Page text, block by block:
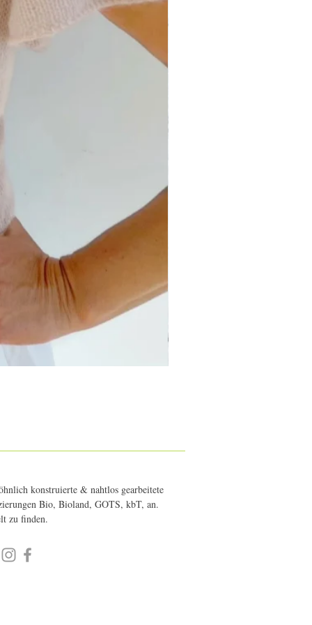
konstruierte & nahtlos gearbeitete
Bio, Bioland, GOTS, kbT, an.
zu finden.